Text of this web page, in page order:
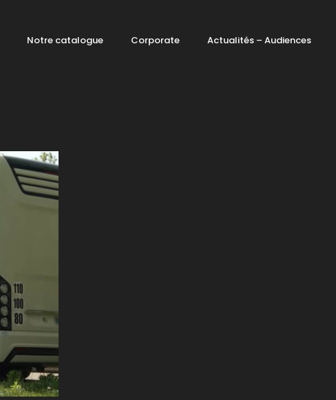
Notre catalogue Corporate Actualités – Audiences